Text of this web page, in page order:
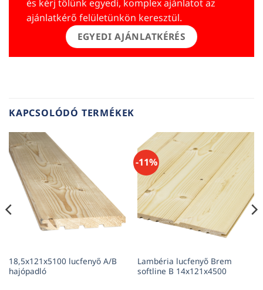
és kérj tőlünk egyedi, komplex ajánlatot az
ajánlatkérő felületünkön keresztül.
EGYEDI AJÁNLATKÉRÉS
KAPCSOLÓDÓ TERMÉKEK
18,5x121x5100 lucfenyő A/B
hajópadló
-11%
Lambéria lucfenyő Brem
softline B 14x121x4500